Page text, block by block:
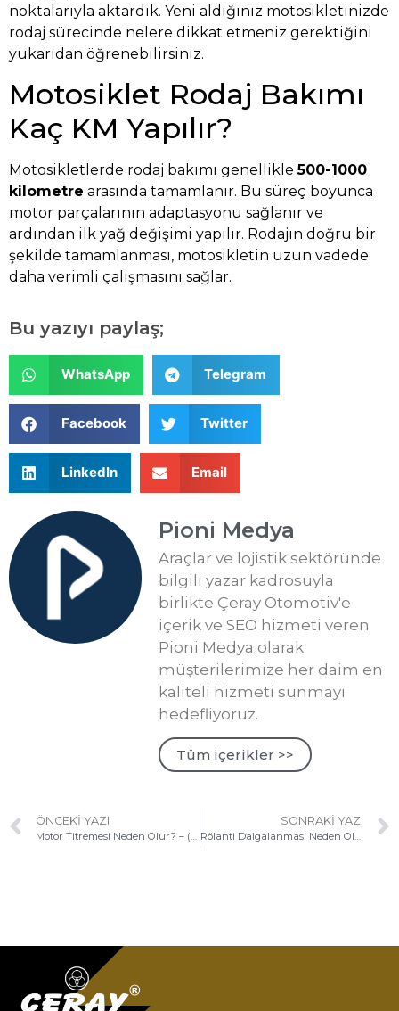
noktalarıyla aktardık. Yeni aldığınız motosikletinizde
rodaj sürecinde nelere dikkat etmeniz gerektiğini
yukarıdan öğrenebilirsiniz.
Motosiklet Rodaj Bakımı
Kaç KM Yapılır?
Motosikletlerde rodaj bakımı genellikle500-1000
kilometre arasında tamamlanır. Bu süreç boyunca
motor parçalarının adaptasyonu sağlanır ve
ardından ilk yağ değişimi yapılır. Rodajın doğru bir
şekilde tamamlanması, motosikletin uzun vadede
daha verimli çalışmasını sağlar.
Bu yazıyı paylaş;
WhatsApp Telegram
Facebook Twitter
LinkedIn Email
Pioni Medya
Araçlar ve lojistik sektöründe
bilgili yazar kadrosuyla
birlikte Çeray Otomotiv'e
içerik ve SEO hizmeti veren
Pioni Medya olarak
müşterilerimize her daim en
kaliteli hizmeti sunmayı
hedefliyoruz.
Tüm içerikler >>
ÖNCEKI YAZI
Motor Titremesi Neden Olur? – (Benzinli ve Dizel Motorlar)
SONRAKI YAZI
Rölanti Dalgalanması Neden Olur? Nasıl Çözülür?